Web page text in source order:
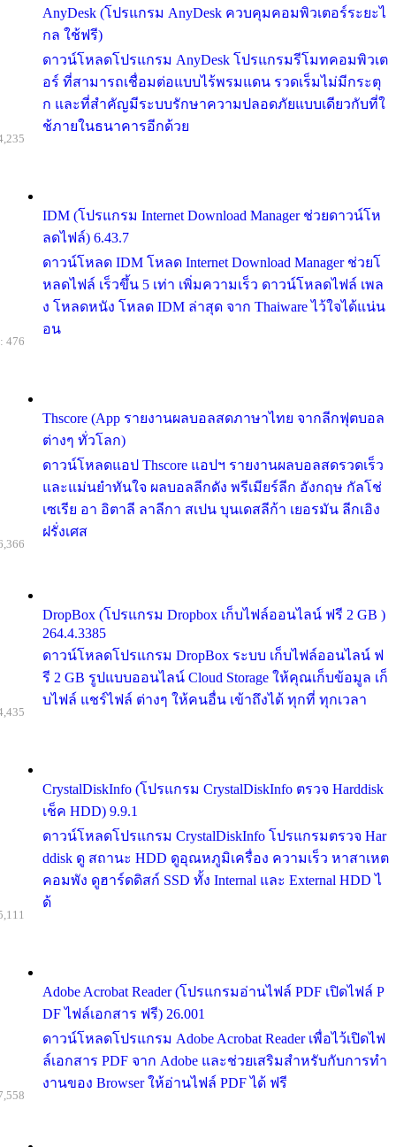
AnyDesk (โปรแกรม AnyDesk ควบคุมคอมพิวเตอร์ระยะไ
กล ใช้ฟรี)
ดาวน์โหลดโปรแกรม AnyDesk โปรแกรมรีโมทคอมพิวเต
อร์ ที่สามารถเชื่อมต่อแบบไร้พรมแดน รวดเร็มไม่มีกระตุ
ก และที่สำคัญมีระบบรักษาความปลอดภัยแบบเดียวกับที่ใ
ช้ภายในธนาคารอีกด้วย
IDM (โปรแกรม Internet Download Manager ช่วยดาวน์โห
ลดไฟล์) 6.43.7
ดาวน์โหลด IDM โหลด Internet Download Manager ช่วยโ
หลดไฟล์ เร็วขึ้น 5 เท่า เพิ่มความเร็ว ดาวน์โหลดไฟล์ เพล
ง โหลดหนัง โหลด IDM ล่าสุด จาก Thaiware ไว้ใจได้แน่น
อน
Thscore (App รายงานผลบอลสดภาษาไทย จากลีกฟุตบอล
ต่างๆ ทั่วโลก)
ดาวน์โหลดแอป Thscore แอปฯ รายงานผลบอลสดรวดเร็ว
และแม่นยำทันใจ ผลบอลลีกดัง พรีเมียร์ลีก อังกฤษ กัลโช่
เซเรีย อา อิตาลี ลาลีกา สเปน บุนเดสลีก้า เยอรมัน ลีกเอิง
ฝรั่งเศส
476
DropBox (โปรแกรม Dropbox เก็บไฟล์ออนไลน์ ฟรี 2 GB )
264.4.3385
ดาวน์โหลดโปรแกรม DropBox ระบบ เก็บไฟล์ออนไลน์ ฟ
รี 2 GB รูปแบบออนไลน์ Cloud Storage ให้คุณเก็บข้อมูล เก็
บไฟล์ แชร์ไฟล์ ต่างๆ ให้คนอื่น เข้าถึงได้ ทุกที่ ทุกเวลา
CrystalDiskInfo (โปรแกรม CrystalDiskInfo ตรวจ Harddisk
เช็ค HDD) 9.9.1
ดาวน์โหลดโปรแกรม CrystalDiskInfo โปรแกรมตรวจ Har
ddisk ดู สถานะ HDD ดูอุณหภูมิเครื่อง ความเร็ว หาสาเหต
คอมพัง ดูฮาร์ดดิสก์ SSD ทั้ง Internal และ External HDD ไ
ด้
Adobe Acrobat Reader (โปรแกรมอ่านไฟล์ PDF เปิดไฟล์ P
DF ไฟล์เอกสาร ฟรี) 26.001
ดาวน์โหลดโปรแกรม Adobe Acrobat Reader เพื่อไว้เปิดไฟ
ล์เอกสาร PDF จาก Adobe และช่วยเสริมสำหรับกับการทำ
งานของ Browser ให้อ่านไฟล์ PDF ได้ ฟรี